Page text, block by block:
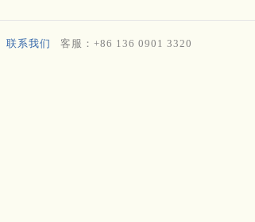
联系我们 客服：+86 136 0901 3320